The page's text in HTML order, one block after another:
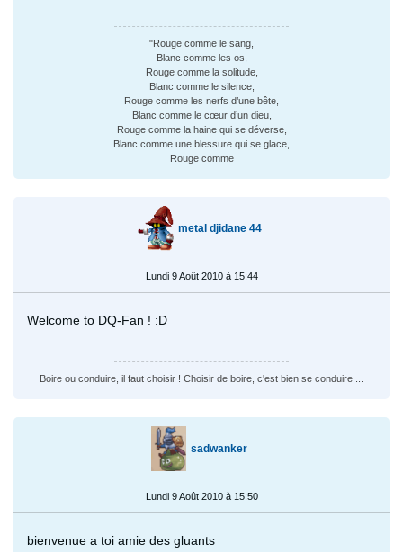
"Rouge comme le sang,
Blanc comme les os,
Rouge comme la solitude,
Blanc comme le silence,
Rouge comme les nerfs d’une bête,
Blanc comme le cœur d’un dieu,
Rouge comme la haine qui se déverse,
Blanc comme une blessure qui se glace,
Rouge comme
metal djidane 44
Lundi 9 Août 2010 à 15:44
Welcome to DQ-Fan ! :D
Boire ou conduire, il faut choisir ! Choisir de boire, c'est bien se conduire ...
sadwanker
Lundi 9 Août 2010 à 15:50
bienvenue a toi amie des gluants